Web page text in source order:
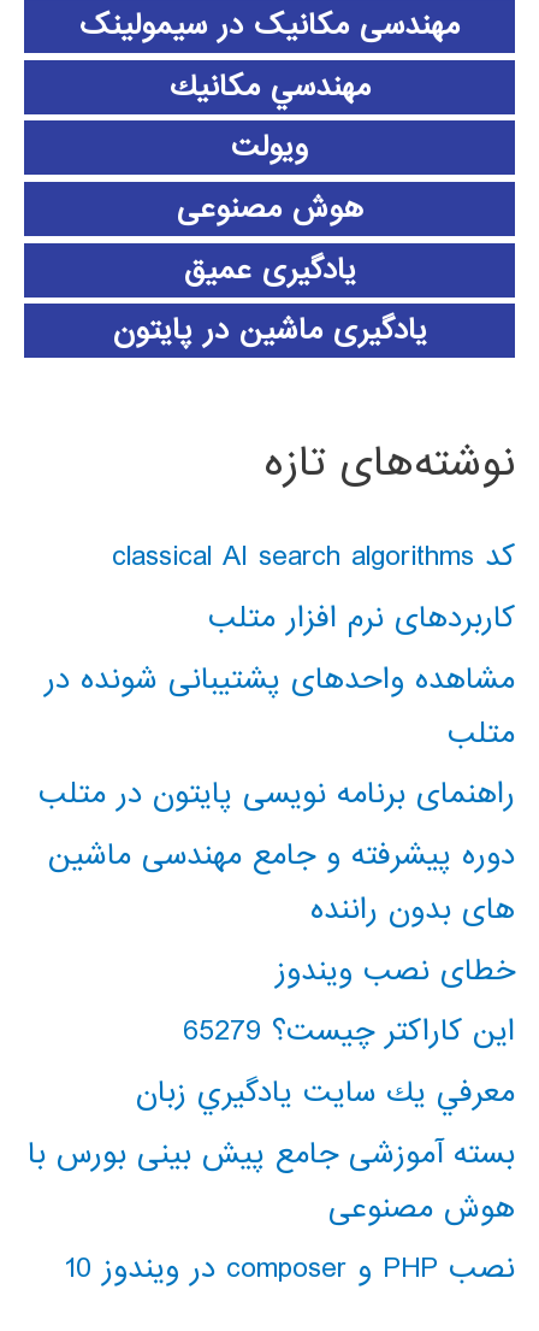
مهندسی مکانیک در سیمولینک
مهندسي مكانيك
ویولت
هوش مصنوعی
یادگیری عمیق
یادگیری ماشین در پایتون
نوشته‌های تازه
کد classical AI search algorithms
کاربردهای نرم افزار متلب
مشاهده واحدهای پشتیبانی شونده در
متلب
راهنمای برنامه نویسی پایتون در متلب
دوره پیشرفته و جامع مهندسی ماشین
های بدون راننده
خطای نصب ویندوز
این کاراکتر چیست؟ 65279
معرفي يك سايت يادگيري زبان
بسته آموزشی جامع پیش بینی بورس با
هوش مصنوعی
نصب PHP و composer در ویندوز 10